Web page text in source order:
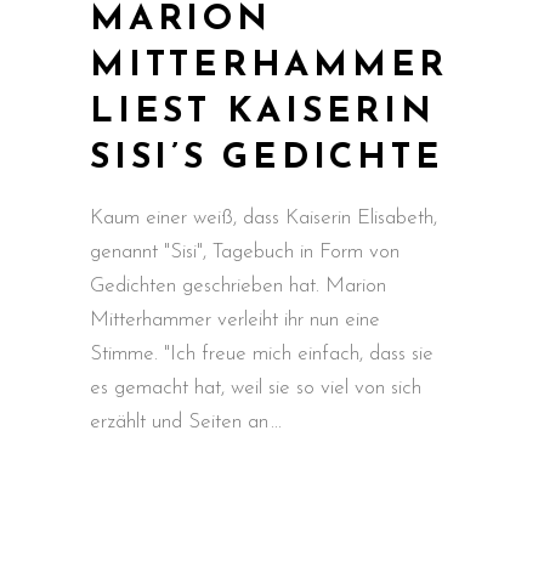
MARION
MITTERHAMMER
LIEST KAISERIN
SISI’S GEDICHTE
Kaum einer weiß, dass Kaiserin Elisabeth,
genannt "Sisi", Tagebuch in Form von
Gedichten geschrieben hat. Marion
Mitterhammer verleiht ihr nun eine
Stimme. "Ich freue mich einfach, dass sie
es gemacht hat, weil sie so viel von sich
erzählt und Seiten an